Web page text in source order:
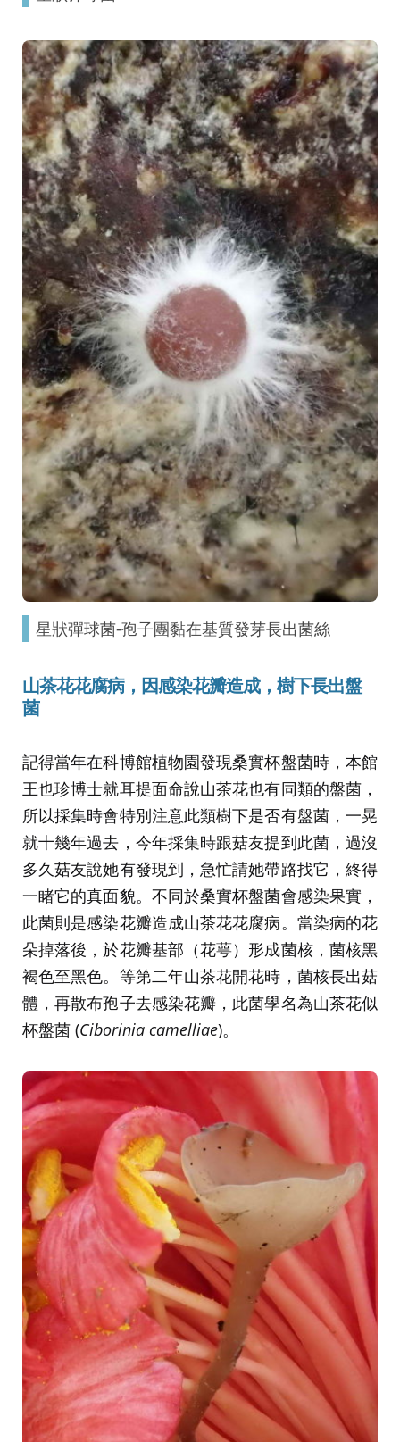
星狀彈球菌-孢子團黏在基質發芽長出菌絲
山茶花花腐病，因感染花瓣造成，樹下長出盤
菌
記得當年在科博館植物園發現桑實杯盤菌時，本館
王也珍博士就耳提面命說山茶花也有同類的盤菌，
所以採集時會特別注意此類樹下是否有盤菌，一晃
就十幾年過去，今年採集時跟菇友提到此菌，過沒
多久菇友說她有發現到，急忙請她帶路找它，終得
一睹它的真面貌。不同於桑實杯盤菌會感染果實，
此菌則是感染花瓣造成山茶花花腐病。當染病的花
朵掉落後，於花瓣基部（花萼）形成菌核，菌核黑
褐色至黑色。等第二年山茶花開花時，菌核長出菇
體，再散布孢子去感染花瓣，此菌學名為山茶花似
杯盤菌 (Ciborinia camelliae)。